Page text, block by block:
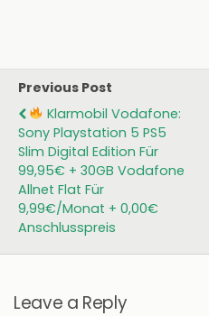
Previous Post
Klarmobil Vodafone:
Sony Playstation 5 PS5
Slim Digital Edition Für
99,95€ + 30GB Vodafone
Allnet Flat Für
9,99€/Monat + 0,00€
Anschlusspreis
Leave a Reply